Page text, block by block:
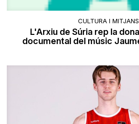
CULTURA I MITJANS
L'Arxiu de Súria rep la
documental del músic